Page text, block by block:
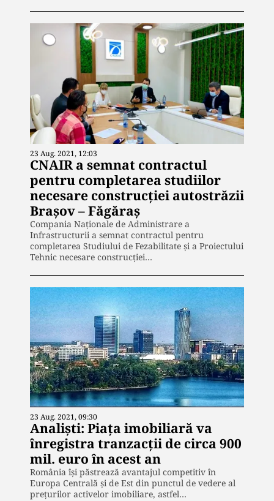
23 Aug. 2021, 12:03
CNAIR a semnat contractul
pentru completarea studiilor
necesare construcției autostrăzii
Brașov – Făgăraș
Compania Naţionale de Administrare a
Infrastructurii a semnat contractul pentru
completarea Studiului de Fezabilitate şi a Proiectului
Tehnic necesare construcţiei…
23 Aug. 2021, 09:30
Analiști: Piața imobiliară va
înregistra tranzacții de circa 900
mil. euro în acest an
România își păstrează avantajul competitiv în
Europa Centrală și de Est din punctul de vedere al
prețurilor activelor imobiliare, astfel…